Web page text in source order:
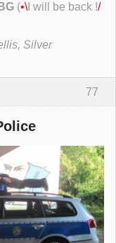
(•\ I will be back !/
Silver
77